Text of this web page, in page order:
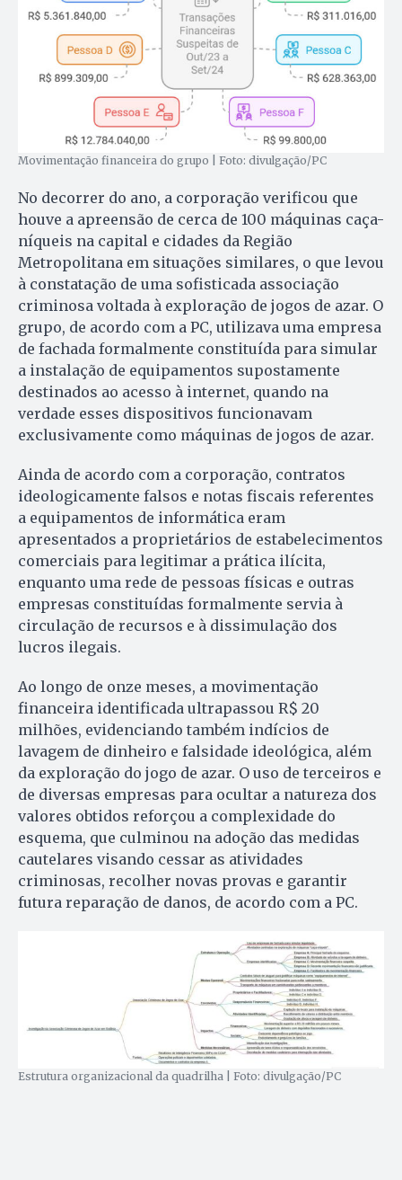
Movimentação financeira do grupo | Foto: divulgação/PC
No decorrer do ano, a corporação verificou que
houve a apreensão de cerca de 100 máquinas caça-
níqueis na capital e cidades da Região
Metropolitana em situações similares, o que levou
à constatação de uma sofisticada associação
criminosa voltada à exploração de jogos de azar. O
grupo, de acordo com a PC, utilizava uma empresa
de fachada formalmente constituída para simular
a instalação de equipamentos supostamente
destinados ao acesso à internet, quando na
verdade esses dispositivos funcionavam
exclusivamente como máquinas de jogos de azar.
Ainda de acordo com a corporação, contratos
ideologicamente falsos e notas fiscais referentes
a equipamentos de informática eram
apresentados a proprietários de estabelecimentos
comerciais para legitimar a prática ilícita,
enquanto uma rede de pessoas físicas e outras
empresas constituídas formalmente servia à
circulação de recursos e à dissimulação dos
lucros ilegais.
Ao longo de onze meses, a movimentação
financeira identificada ultrapassou R$ 20
milhões, evidenciando também indícios de
lavagem de dinheiro e falsidade ideológica, além
da exploração do jogo de azar. O uso de terceiros e
de diversas empresas para ocultar a natureza dos
valores obtidos reforçou a complexidade do
esquema, que culminou na adoção das medidas
cautelares visando cessar as atividades
criminosas, recolher novas provas e garantir
futura reparação de danos, de acordo com a PC.
Estrutura organizacional da quadrilha | Foto: divulgação/PC